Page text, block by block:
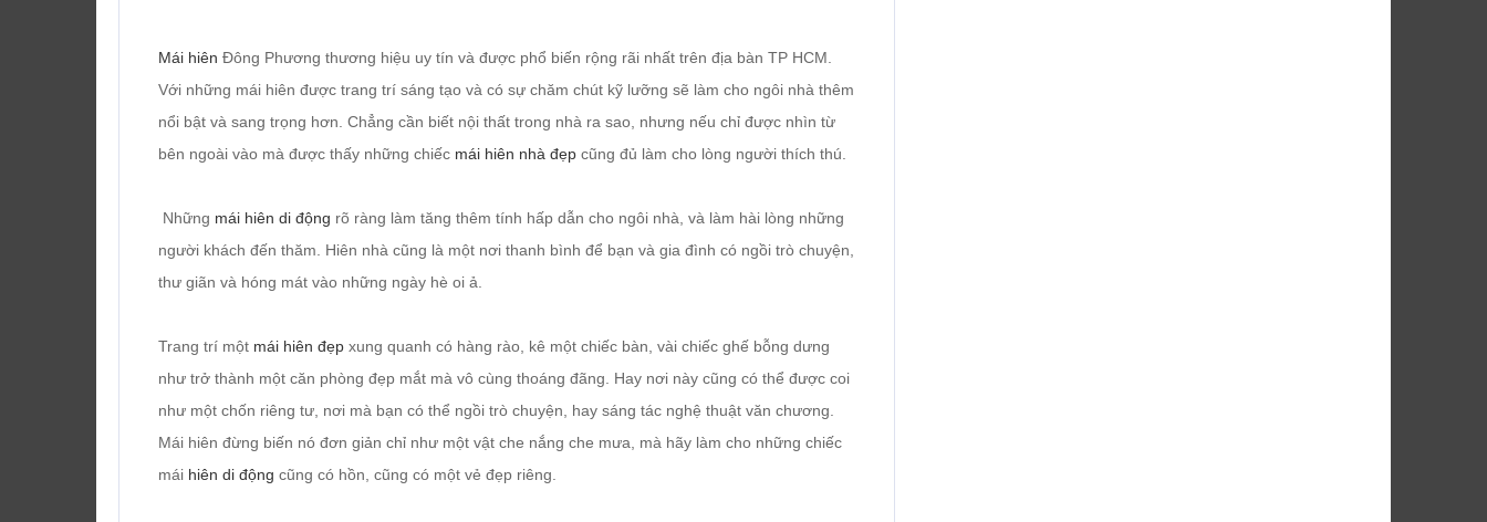
Mái hiên Đông Phương thương hiệu uy tín và được phổ biến rộng rãi nhất trên địa bàn TP HCM.
Với những mái hiên được trang trí sáng tạo và có sự chăm chút kỹ lưỡng sẽ làm cho ngôi nhà thêm
nổi bật và sang trọng hơn. Chẳng cần biết nội thất trong nhà ra sao, nhưng nếu chỉ được nhìn từ
bên ngoài vào mà được thấy những chiếc mái hiên nhà đẹp cũng đủ làm cho lòng người thích thú.
Những mái hiên di động rõ ràng làm tăng thêm tính hấp dẫn cho ngôi nhà, và làm hài lòng những
người khách đến thăm. Hiên nhà cũng là một nơi thanh bình để bạn và gia đình có ngồi trò chuyện,
thư giãn và hóng mát vào những ngày hè oi ả.
Trang trí một mái hiên đẹp xung quanh có hàng rào, kê một chiếc bàn, vài chiếc ghế bỗng dưng
như trở thành một căn phòng đẹp mắt mà vô cùng thoáng đãng. Hay nơi này cũng có thể được coi
như một chốn riêng tư, nơi mà bạn có thể ngồi trò chuyện, hay sáng tác nghệ thuật văn chương.
Mái hiên đừng biến nó đơn giản chỉ như một vật che nắng che mưa, mà hãy làm cho những chiếc
mái hiên di động cũng có hồn, cũng có một vẻ đẹp riêng.